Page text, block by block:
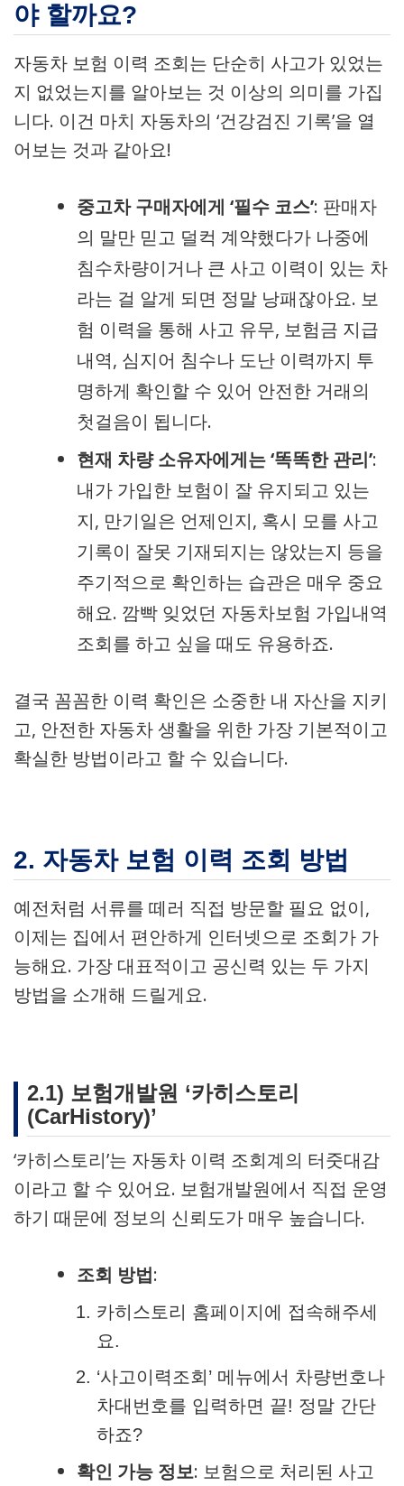
야 할까요?
자동차 보험 이력 조회는 단순히 사고가 있었는
지 없었는지를 알아보는 것 이상의 의미를 가집
니다. 이건 마치 자동차의 ‘건강검진 기록’을 열
어보는 것과 같아요!
중고차 구매자에게 ‘필수 코스’: 판매자
의 말만 믿고 덜컥 계약했다가 나중에
침수차량이거나 큰 사고 이력이 있는 차
라는 걸 알게 되면 정말 낭패잖아요. 보
험 이력을 통해 사고 유무, 보험금 지급
내역, 심지어 침수나 도난 이력까지 투
명하게 확인할 수 있어 안전한 거래의
첫걸음이 됩니다.
현재 차량 소유자에게는 ‘똑똑한 관리’:
내가 가입한 보험이 잘 유지되고 있는
지, 만기일은 언제인지, 혹시 모를 사고
기록이 잘못 기재되지는 않았는지 등을
주기적으로 확인하는 습관은 매우 중요
해요. 깜빡 잊었던 자동차보험 가입내역
조회를 하고 싶을 때도 유용하죠.
결국 꼼꼼한 이력 확인은 소중한 내 자산을 지키
고, 안전한 자동차 생활을 위한 가장 기본적이고
확실한 방법이라고 할 수 있습니다.
2. 자동차 보험 이력 조회 방법
예전처럼 서류를 떼러 직접 방문할 필요 없이,
이제는 집에서 편안하게 인터넷으로 조회가 가
능해요. 가장 대표적이고 공신력 있는 두 가지
방법을 소개해 드릴게요.
2.1) 보험개발원 ‘카히스토리
(CarHistory)’
‘카히스토리’는 자동차 이력 조회계의 터줏대감
이라고 할 수 있어요. 보험개발원에서 직접 운영
하기 때문에 정보의 신뢰도가 매우 높습니다.
조회 방법:
카히스토리 홈페이지에 접속해주세
요.
‘사고이력조회’ 메뉴에서 차량번호나
차대번호를 입력하면 끝! 정말 간단
하죠?
확인 가능 정보: 보험으로 처리된 사고